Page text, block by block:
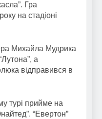
Гра
на стадіоні
Михайла Мудрика
а
відправився в
турі прийме на
“Евертон”